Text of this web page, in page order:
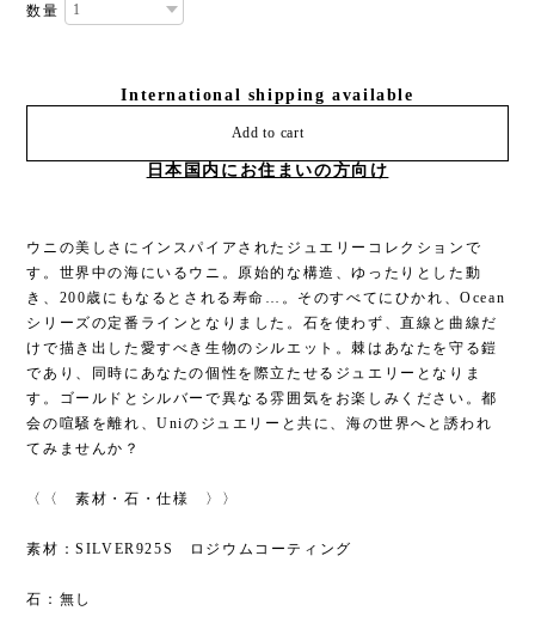
数量
International shipping available
Add to cart
日本国内にお住まいの方向け
ウニの美しさにインスパイアされたジュエリーコレクションで
す。世界中の海にいるウニ。原始的な構造、ゆったりとした動
き、200歳にもなるとされる寿命…。そのすべてにひかれ、Ocean
シリーズの定番ラインとなりました。石を使わず、直線と曲線だ
けで描き出した愛すべき生物のシルエット。棘はあなたを守る鎧
であり、同時にあなたの個性を際立たせるジュエリーとなりま
す。ゴールドとシルバーで異なる雰囲気をお楽しみください。都
会の喧騒を離れ、Uniのジュエリーと共に、海の世界へと誘われ
てみませんか？
〈〈 素材・石・仕様 〉〉
素材：SILVER925S ロジウムコーティング
石：無し